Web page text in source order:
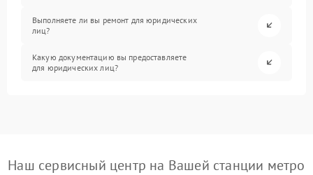
Выполняете ли вы ремонт для юридических
лиц?
Какую документацию вы предоставляете
для юридических лиц?
Наш сервисный центр на Вашей станции метро